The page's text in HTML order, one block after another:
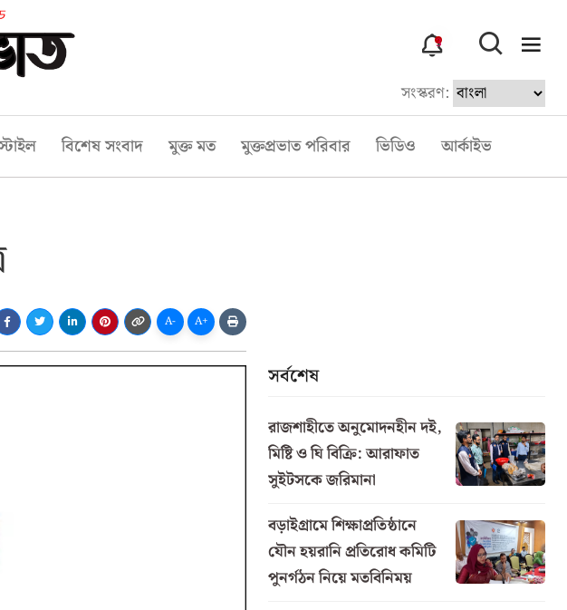
3
সংস্করণ:
বিশেষ সংবাদ মুক্ত মত মুক্তপ্রভাত পরিবার ভিডিও আর্কাইভ
A- A+
সর্বশেষ
রাজশাহীতে অনুমোদনহীন দই,
মিষ্টি ও ঘি বিক্রি: আরাফাত
সুইটসকে জরিমানা
বড়াইগ্রামে শিক্ষাপ্রতিষ্ঠানে
যৌন হয়রানি প্রতিরোধ কমিটি
পুনর্গঠন নিয়ে মতবিনিময়